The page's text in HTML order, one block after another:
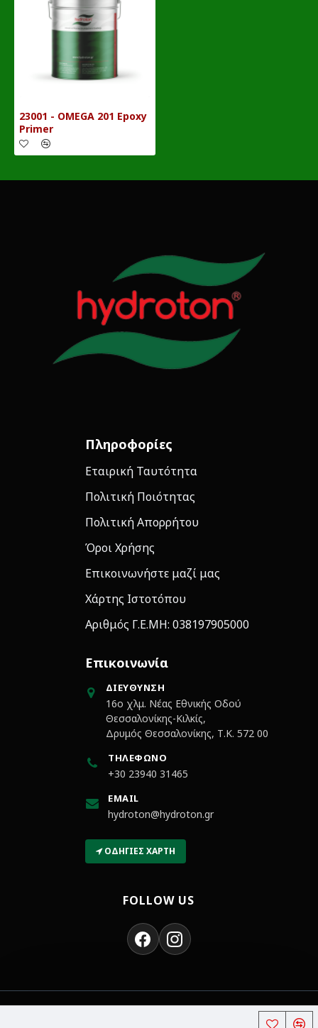
23001 - OMEGA 201 Epoxy
Primer
Πληροφορίες
Εταιρική Ταυτότητα
Πολιτική Ποιότητας
Πολιτική Απορρήτου
Όροι Χρήσης
Επικοινωνήστε μαζί μας
Χάρτης Ιστοτόπου
Αριθμός Γ.Ε.ΜΗ: 038197905000
Επικοινωνία
ΔΙΕΎΘΥΝΣΗ
16ο χλμ. Νέας Εθνικής Οδού
Θεσσαλονίκης-Κιλκίς,
Δρυμός Θεσσαλονίκης, Τ.Κ. 572 00
ΤΗΛΈΦΩΝΟ
+30 23940 31465
EMAIL
hydroton@hydroton.gr
ΟΔΗΓΊΕΣ ΧΆΡΤΗ
FOLLOW US
Χρώματα και Βερνίκια | Hydroton